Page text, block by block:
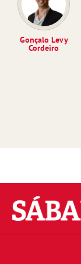
Gonçalo Levy
Cordeiro
Sábado